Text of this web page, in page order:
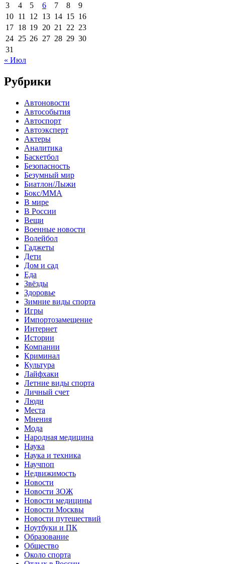
3
4 5 6 7 8
9
10 11 12 13 14 15 16
17 18 19 20 21 22 23
24 25 26 27 28 29 30
31
« Июл
Рубрики
Автоновости
Автособытия
Автоспорт
Автоэксперт
Актеры
Аналитика
Баскетбол
Безопасность
Безумный мир
Биатлон/Лыжи
Бокс/MMA
В мире
В России
Вещи
Военные новости
Волейбол
Гаджеты
Дети
Дом и сад
Еда
Звёзды
Здоровье
Зимние виды спорта
Игры
Импортозамещение
Интернет
Истории
Компании
Криминал
Культура
Лайфхаки
Летние виды спорта
Личный счет
Люди
Места
Мнения
Мода
Народная медицина
Наука
Наука и техника
Научпоп
Недвижимость
Новости
Новости ЗОЖ
Новости медицины
Новости Москвы
Новости путешествий
Ноутбуки и ПК
Образование
Общество
Около спорта